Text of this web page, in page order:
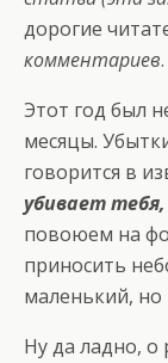
дорогие
комментариев.
Этот год был
месяцы.
говорится в
убивает
повоюем на
приносить
маленький, но
Ну да ладно, о